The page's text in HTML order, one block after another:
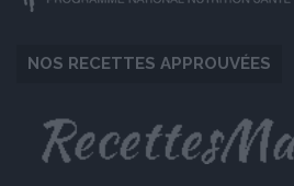
NOS RECETTES APPROUVÉES